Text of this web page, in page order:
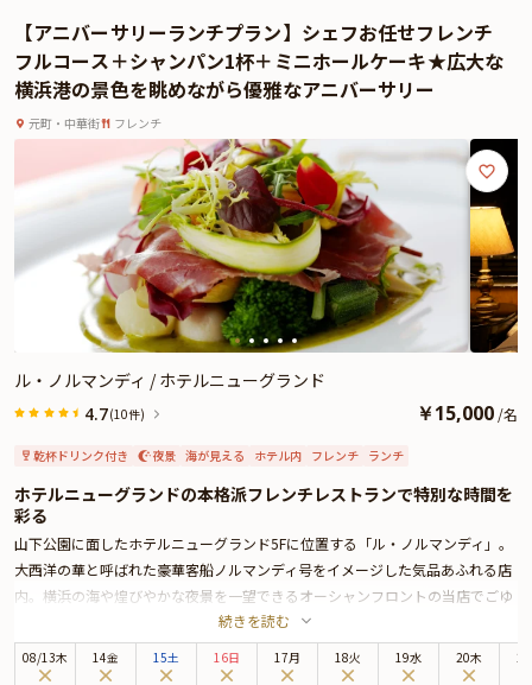
香港から招聘されたベテランシェフが、高級食材や旬の味覚を見た目も華やか
な料理へ昇華させ、皆様にお届けいたします。
また、本プランはお祝い特典としてお食事のスタートを彩る乾杯ドリンクや可
愛らしい桃饅頭をご用意いたします。さらに、4名様以上のご予約で人目を気
にせず過ごせる個室を確約いたしますので、ご家族でのご会食やご両家の集ま
りなどにも安心してご利用いただけます。
加えて、本プランでは、有料オプションで、主役の方へのサプライズにぴった
りな花束・ギフト・カスタマイズ可能なメッセージカードやお顔合わせ用しお
りをお付けすることが出来ます。メッセージカードとしおりは着席時に、花束
やギフトはデザートタイムにご予約主様にお渡し致しますので、サプライズに
お役立てください。詳しくは本ページ中段の「お祝いアイテム」の欄で、選ん
で頂けます。
心躍る豪華メニューと洗練された空間で、笑顔溢れる和やかなお祝い時間をご
体験ください。
【アニバーサリーランチプラン】シェフお任せフレンチ
フルコース＋シャンパン1杯＋ミニホールケーキ★広大な
横浜港の景色を眺めながら優雅なアニバーサリー
元町・中華街 フレンチ
ル・ノルマンディ / ホテルニューグランド
4.7(10件) ￥15,000 /名
乾杯ドリンク付き 夜景 海が見える ホテル内 フレンチ ランチ
ホテルニューグランドの本格派フレンチレストランで特別な時間を
彩る
山下公園に面したホテルニューグランド5Fに位置する「ル・ノルマンディ」。
大西洋の華と呼ばれた豪華客船ノルマンディ号をイメージした気品あふれる店
内。横浜の海や煌びやかな夜景を一望できるオーシャンフロントの当店でごゆ
本プランでは、シェフお任せのフルコースをご用意。食材や盛り付けまで料理
長がこだわり抜いた一皿に仕上がっています。手間暇を惜しまない正統派フラ
続きを読む
08/13木 14金 15土 16日 17月 18火 19水 20木